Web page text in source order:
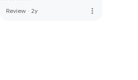
Review · 2y more_vert